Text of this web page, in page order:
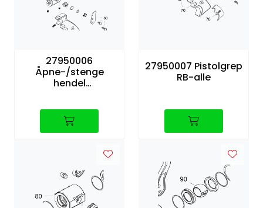
27950006
Åpne-/stenge
hendel
27950007 Pistolgrep
RB-alle